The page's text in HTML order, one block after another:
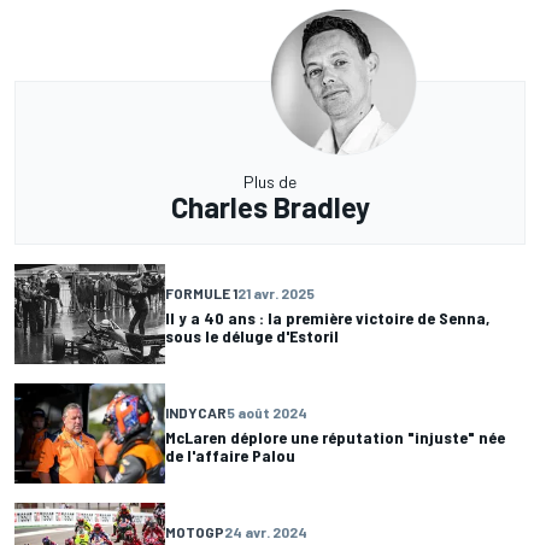
Plus de
Charles Bradley
FORMULE 121 avr. 2025
Il y a 40 ans : la première victoire de Senna,
sous le déluge d'Estoril
INDYCAR5 août 2024
McLaren déplore une réputation "injuste" née
de l'affaire Palou
MOTOGP24 avr. 2024